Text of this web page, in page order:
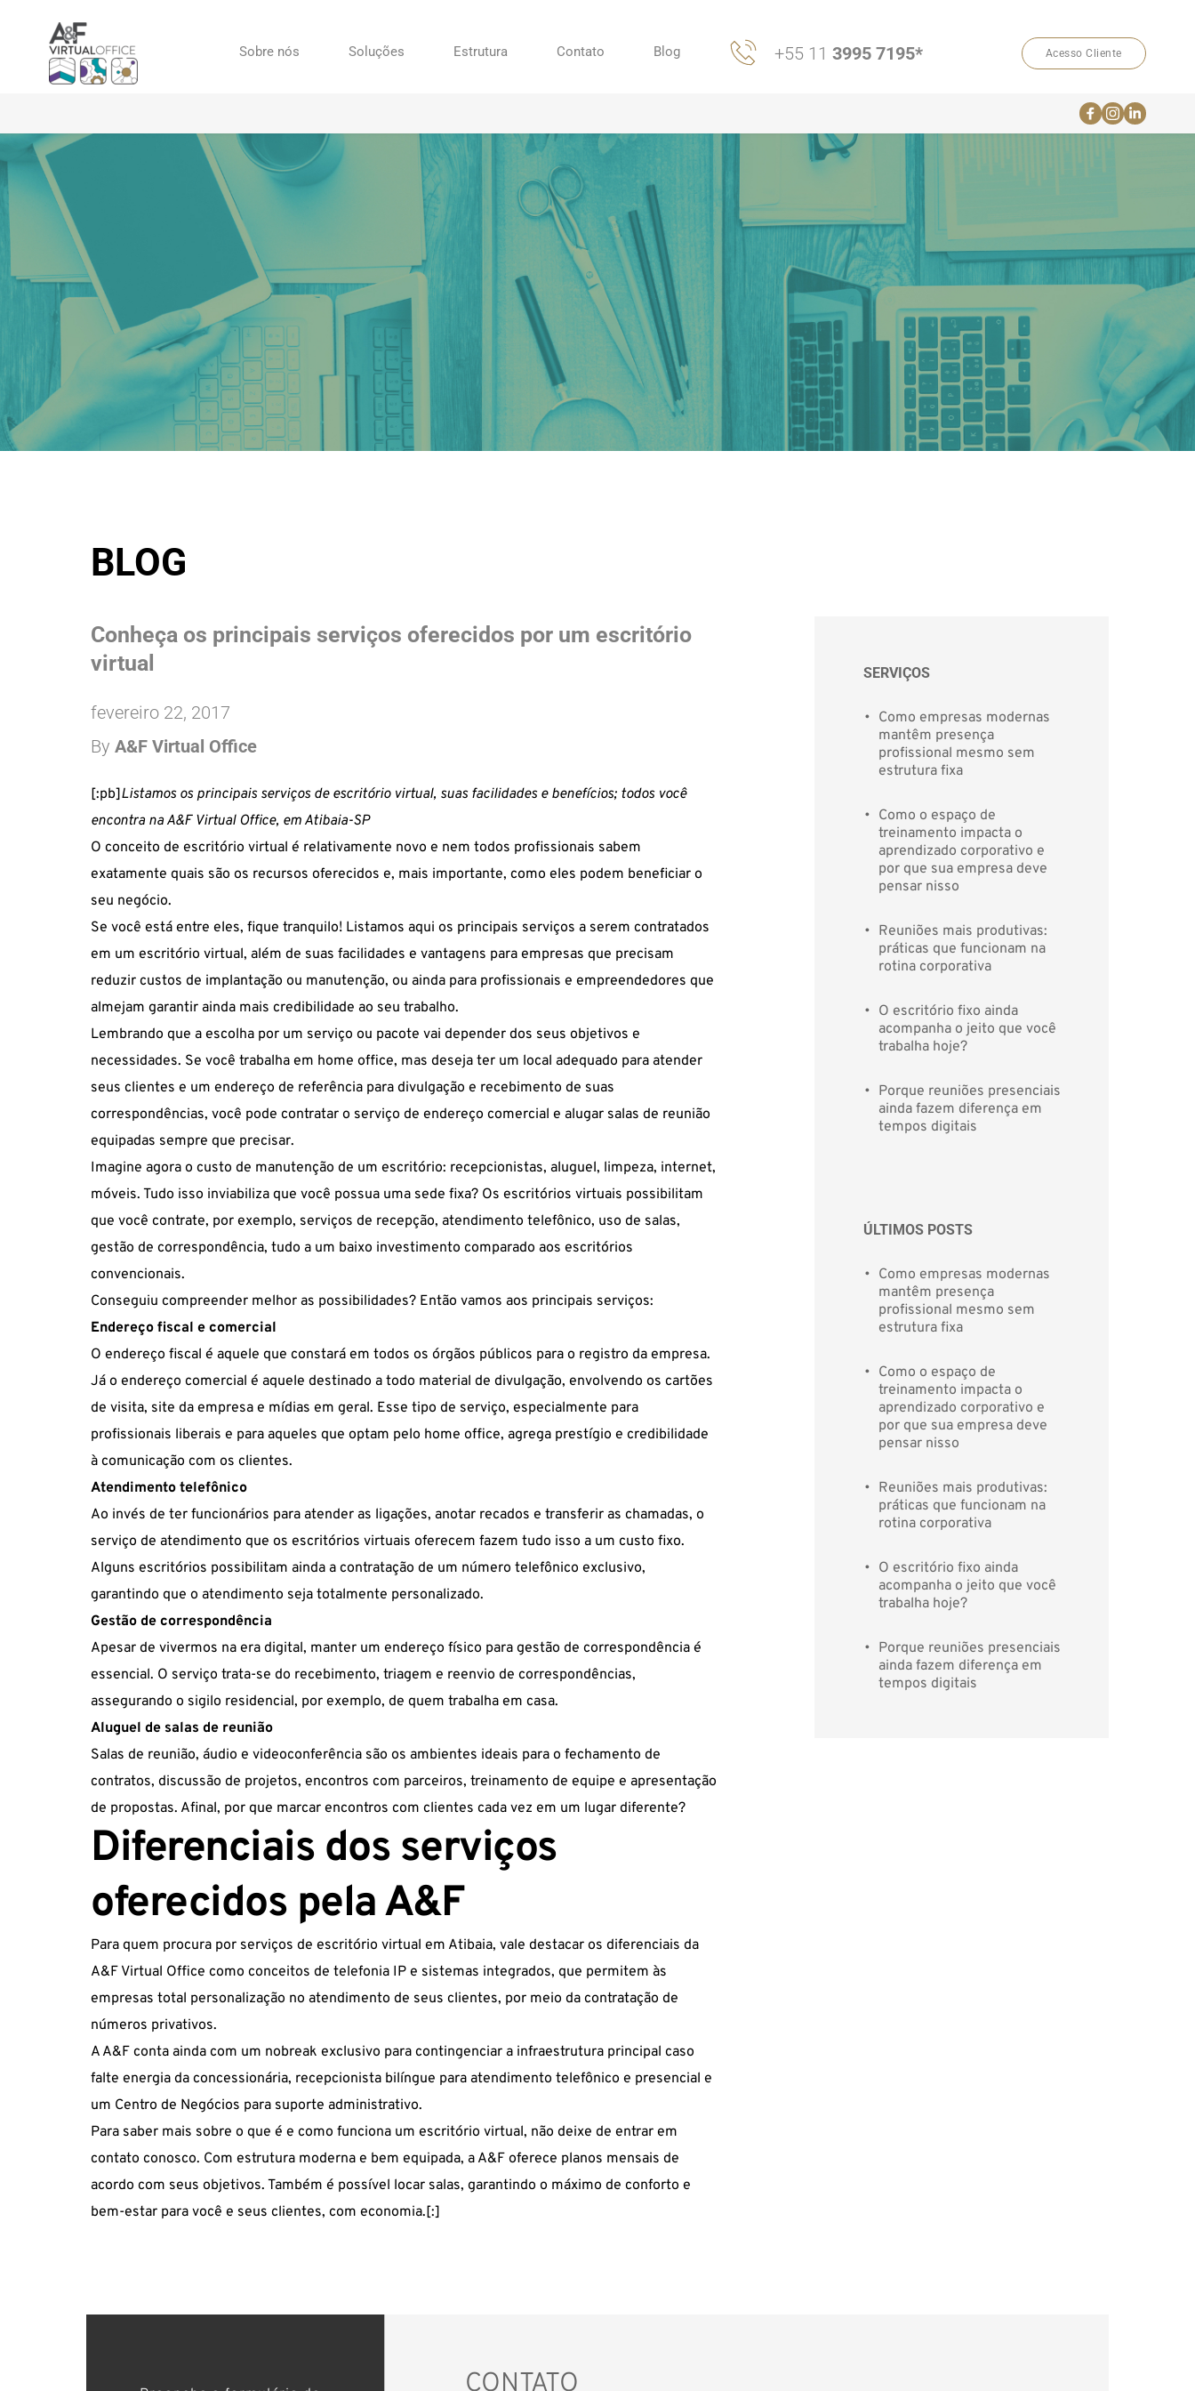
Sobre nós Soluções Estrutura Contato Blog +55 11 3995 7195* Acesso Cliente
BLOG
Conheça os principais serviços oferecidos por um escritório
virtual
fevereiro 22, 2017
By A&F Virtual Office
[:pb] Listamos os principais serviços de escritório virtual, suas facilidades e benefícios; todos você
encontra na A&F Virtual Office, em Atibaia-SP
O conceito de escritório virtual é relativamente novo e nem todos profissionais sabem
exatamente quais são os recursos oferecidos e, mais importante, como eles podem beneficiar o
seu negócio.
Se você está entre eles, fique tranquilo! Listamos aqui os principais serviços a serem contratados
em um escritório virtual, além de suas facilidades e vantagens para empresas que precisam
reduzir custos de implantação ou manutenção, ou ainda para profissionais e empreendedores que
almejam garantir ainda mais credibilidade ao seu trabalho.
Lembrando que a escolha por um serviço ou pacote vai depender dos seus objetivos e
necessidades. Se você trabalha em home office, mas deseja ter um local adequado para atender
seus clientes e um endereço de referência para divulgação e recebimento de suas
correspondências, você pode contratar o serviço de endereço comercial e alugar salas de reunião
equipadas sempre que precisar.
Imagine agora o custo de manutenção de um escritório: recepcionistas, aluguel, limpeza, internet,
móveis. Tudo isso inviabiliza que você possua uma sede fixa? Os escritórios virtuais possibilitam
que você contrate, por exemplo, serviços de recepção, atendimento telefônico, uso de salas,
gestão de correspondência, tudo a um baixo investimento comparado aos escritórios
convencionais.
Conseguiu compreender melhor as possibilidades? Então vamos aos principais serviços:
Endereço fiscal e comercial
O endereço fiscal é aquele que constará em todos os órgãos públicos para o registro da empresa.
Já o endereço comercial é aquele destinado a todo material de divulgação, envolvendo os cartões
de visita, site da empresa e mídias em geral. Esse tipo de serviço, especialmente para
profissionais liberais e para aqueles que optam pelo home office, agrega prestígio e credibilidade
à comunicação com os clientes.
Atendimento telefônico
Ao invés de ter funcionários para atender as ligações, anotar recados e transferir as chamadas, o
serviço de atendimento que os escritórios virtuais oferecem fazem tudo isso a um custo fixo.
Alguns escritórios possibilitam ainda a contratação de um número telefônico exclusivo,
garantindo que o atendimento seja totalmente personalizado.
Gestão de correspondência
Apesar de vivermos na era digital, manter um endereço físico para gestão de correspondência é
essencial. O serviço trata-se do recebimento, triagem e reenvio de correspondências,
assegurando o sigilo residencial, por exemplo, de quem trabalha em casa.
Aluguel de salas de reunião
Salas de reunião, áudio e videoconferência são os ambientes ideais para o fechamento de
contratos, discussão de projetos, encontros com parceiros, treinamento de equipe e apresentação
de propostas. Afinal, por que marcar encontros com clientes cada vez em um lugar diferente?
Diferenciais dos serviços
oferecidos pela A&F
Para quem procura por serviços de escritório virtual em Atibaia, vale destacar os diferenciais da
A&F Virtual Office como conceitos de telefonia IP e sistemas integrados, que permitem às
empresas total personalização no atendimento de seus clientes, por meio da contratação de
números privativos.
A A&F conta ainda com um nobreak exclusivo para contingenciar a infraestrutura principal caso
falte energia da concessionária, recepcionista bilíngue para atendimento telefônico e presencial e
um Centro de Negócios para suporte administrativo.
Para saber mais sobre o que é e como funciona um escritório virtual, não deixe de entrar em
contato conosco. Com estrutura moderna e bem equipada, a A&F oferece planos mensais de
acordo com seus objetivos. Também é possível locar salas, garantindo o máximo de conforto e
bem-estar para você e seus clientes, com economia.[:]
SERVIÇOS
Como empresas modernas
mantêm presença
profissional mesmo sem
estrutura fixa
Como o espaço de
treinamento impacta o
aprendizado corporativo e
por que sua empresa deve
pensar nisso
Reuniões mais produtivas:
práticas que funcionam na
rotina corporativa
O escritório fixo ainda
acompanha o jeito que você
trabalha hoje?
Porque reuniões presenciais
ainda fazem diferença em
tempos digitais
ÚLTIMOS POSTS
Como empresas modernas
mantêm presença
profissional mesmo sem
estrutura fixa
Como o espaço de
treinamento impacta o
aprendizado corporativo e
por que sua empresa deve
pensar nisso
Reuniões mais produtivas:
práticas que funcionam na
rotina corporativa
O escritório fixo ainda
acompanha o jeito que você
trabalha hoje?
Porque reuniões presenciais
ainda fazem diferença em
tempos digitais
CONTATO